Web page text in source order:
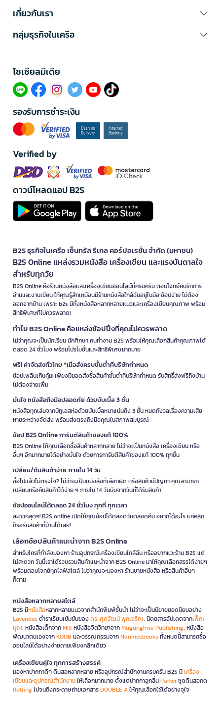
เกี่ยวกับเรา
กลุ่มธุรกิจในเครือ
โซเซียลมีเดีย​
รองรับการชำระเงิน
Verified by
ดาวน์โหลดแอป B2S
B2S ธุรกิจในเครือ เซ็นทรัล รีเทล คอร์ปอเรชั่น จำกัด (มหาชน)
B2S Online แหล่งรวมหนังสือ เครื่องเขียน และแรงบันดาลใจ
สำหรับทุกวัย
B2S Online คือร้านหนังสือและเครื่องเขียนออนไลน์ที่ครบครัน ตอบโจทย์คนรักการ
อ่านและงานเขียน ให้คุณรู้สึกเหมือนมีร้านหนังสือใกล้ฉันอยู่ในมือ ช้อปง่าย ไม่ต้อง
ออกจากบ้าน เพราะ b2s มีทั้งหนังสือหลากหลายแนวและเครื่องเขียนคุณภาพ พร้อม
สิทธิพิเศษที่ไม่ควรพลาด!
ทำไม B2S Online คือแหล่งช้อปปิ้งที่คุณไม่ควรพลาด
ไม่ว่าคุณจะเป็นนักเรียน นักศึกษา คนทำงาน B2S พร้อมให้คุณเลือกสินค้าคุณภาพได้
ตลอด 24 ชั่วโมง พร้อมโปรโมชั่นและสิทธิพิเศษมากมาย
ฟรี! ค่าจัดส่งทั่วไทย *เมื่อสั่งครบขั้นต่ำที่บริษัทกำหนด
ช้อปเพลินเกินคุ้ม! เพียงมียอดสั่งซื้อสินค้าขั้นต่ำที่บริษัทกำหนด รับสิทธิ์ส่งฟรีถึงบ้าน
ไม่ต้องจ่ายเพิ่ม
มั่นใจ หนังสือถึงมือปลอดภัย ด้วยบับเบิ้ล 3 ชั้น
หนังสือทุกเล่มจากบีทูเอสห่อด้วยบับเบิ้ลหนาแน่นถึง 3 ชั้น หมดกังวลเรื่องความเสีย
หายระหว่างจัดส่ง พร้อมส่งตรงถึงมือคุณในสภาพสมบูรณ์
ช้อป B2S Online การันตีสินค้าของแท้ 100%
B2S Online ให้คุณเลือกซื้อสินค้าหลากหลาย ไม่ว่าจะเป็นหนังสือ เครื่องเขียน หรือ
อื่นๆ อีกมากมายได้อย่างมั่นใจ ด้วยการการันตีสินค้าของแท้ 100% ทุกชิ้น
เปลี่ยน/คืนสินค้าง่าย ภายใน 14 วัน
ซื้อไปแล้วไม่ตรงใจ? ไม่ว่าจะเป็นหนังสือที่เลือกผิด หรือสินค้ามีปัญหา คุณสามารถ
เปลี่ยนหรือคืนสินค้าได้ง่าย ๆ ภายใน 14 วันนับจากวันที่ได้รับสินค้า
ช้อปออนไลน์ได้ตลอด 24 ชั่วโมง ทุกที่ ทุกเวลา
สะดวกสุดๆ! B2S online เปิดให้คุณช้อปได้ตลอดวันตลอดคืน อยากได้อะไร แค่คลิก
ก็รอรับสินค้าที่บ้านได้เลย!
เลือกช้อปสินค้าแนะนำจาก B2S Online
สำหรับใครที่กำลังมองหา ร้านอุปกรณ์เครื่องเขียนใกล้ฉัน หรืออยากแวะร้าน B2S แต่
ไม่สะดวก วันนี้เราได้รวบรวมสินค้าแนะนำจาก B2S Online มาให้คุณเลือกสรรได้ง่ายๆ
พร้อมตอบโจทย์ทุกไลฟ์สไตล์ ไม่ว่าคุณจะมองหา ร้านขายหนังสือ หรือสินค้าอื่นๆ
ก็ตาม
หนังสือหลากหลายสไตล์
B2S มีหนังสือหลากหลายแนวจากสำนักพิมพ์ชั้นนำ ไม่ว่าจะเป็นนิยายยอดนิยมอย่าง
Lavender, ตำราเรียนเข้มข้นของดร. ศุภวัฒน์ พุกเจริญ, นิตยสารอัปเดตจากเพ็ญ
บุญ, หนังสือเด็กจากMIS หนังสือจิตวิทยาจากMugunghwa Publishing, หนังสือ
พัฒนาตนเองจากKOOB และวรรณกรรมจากNanmeebooks ทั้งหมดนี้สามารถซื้อ
ออนไลน์ได้อย่างง่ายดายเพียงคลิกเดียว
เครื่องเขียนคู่ใจ ทุกการสร้างสรรค์
มองหาปากกาดีๆ ดินสอหลากหลาย หรืออุปกรณ์สำนักงานครบครัน B2S มีเครื่อง
เขียนและอุปกรณ์สำนักงานให้เลือกมากมาย ตั้งแต่ปากกาลูกลื่นParkerชุดดินสอกด
Rotringไปจนถึงกระดาษถ่ายเอกสารDOUBLE Aให้คุณเลือกใช้ได้อย่างจุใจ